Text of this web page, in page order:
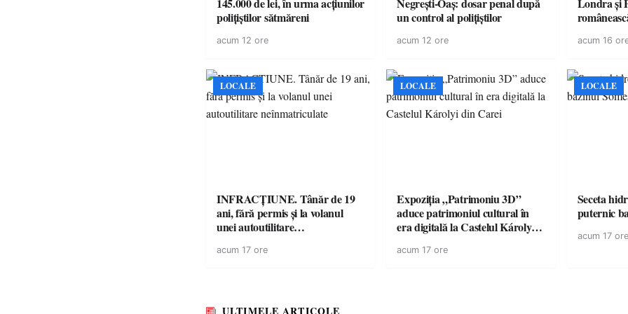
polițiștilor sătmăreni
acum 12 ore
un control al polițiștilor
acum 12 ore
României a
acum 16
LOCALE
INFRACȚIUNE. Tânăr de 19
ani, fără permis și la volanul
unei autoutilitare
acum 17 ore
LOCALE
Expoziția „Patrimoniu 3D”
aduce patrimoniul cultural în
era digitală la Castelul Károlyi
acum 17 ore
LOCALE
Seceta
puternic
acum 17 ore
ULTIMELE ARTICOLE